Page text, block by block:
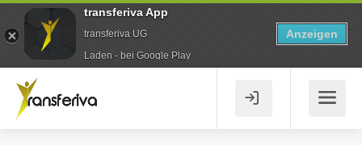
transferiva App
transferiva UG
Laden - bei Google Play
Anzeigen